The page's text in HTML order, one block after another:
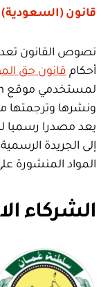
قانون (السعودية)
نصوص القانون
أحكام قانون حق
يعد مصدرا رسميا
إلى الجريدة
المواد المنشورة
الشركاء